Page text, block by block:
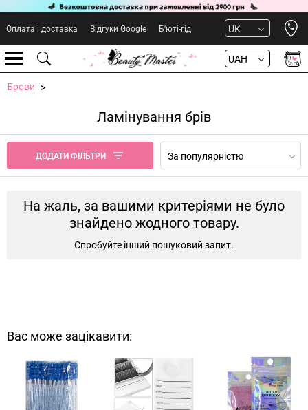
Оплата і доставка Відгуки Google Б'юті-гід UK
UAH
Брови
Ламінування брів
ДОДАТИ ФІЛЬТРИ За популярністю
На жаль, за вашими критеріями не було
знайдено жодного товару.
Спробуйте інший пошуковий запит.
Вас може зацікавити: